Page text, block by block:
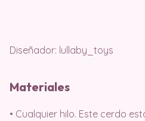
Diseñador: lullaby_toys
Materiales
• Cualquier hilo. Este cerdo